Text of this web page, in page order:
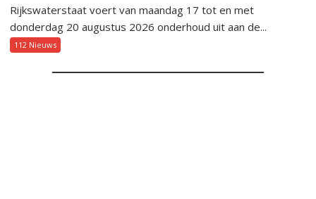
Rijkswaterstaat voert van maandag 17 tot en met
donderdag 20 augustus 2026 onderhoud uit aan de...
112 Nieuws